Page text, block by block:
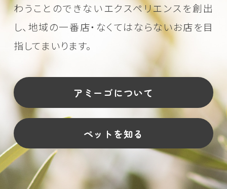
わうことのできないエクスペリエンスを創出
し、地域の一番店・なくてはならないお店を目
指してまいります。
アミーゴについて
ペットを知る